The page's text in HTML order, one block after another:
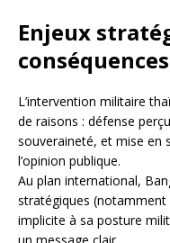
Enjeux
conséquences
L’intervention militaire
de raisons : défense
souveraineté, et mise en
l’opinion publique.
Au plan international,
stratégiques
implicite à sa posture